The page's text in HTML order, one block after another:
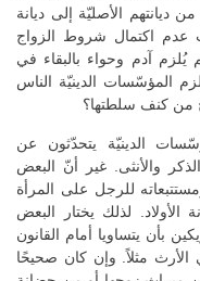
ديانتهم الأصليّة إلى ديانة
عدم اكتمال شروط الزواج
آدم وحواء بالبقاء في
المؤسّسات الدينيّة الناس
من كنف سلطتها؟
الدينيّة يتحدّثون عن
والأنثى. غير أنّ البعض
للرجل على المرأة
لذلك يختار البعض
بأن يتساويا أمام القانون
الأرث مثلاً. وإن كان صحيحًا